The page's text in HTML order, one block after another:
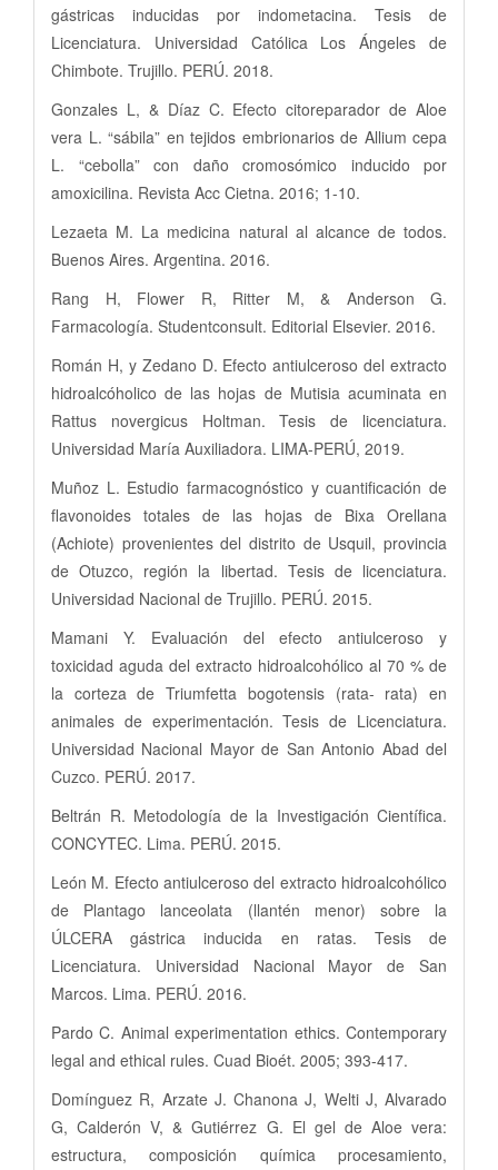
gástricas inducidas por indometacina. Tesis de
Licenciatura. Universidad Católica Los Ángeles de
Chimbote. Trujillo. PERÚ. 2018.
Gonzales L, & Díaz C. Efecto citoreparador de Aloe
vera L. “sábila” en tejidos embrionarios de Allium cepa
L. “cebolla” con daño cromosómico inducido por
amoxicilina. Revista Acc Cietna. 2016; 1-10.
Lezaeta M. La medicina natural al alcance de todos.
Buenos Aires. Argentina. 2016.
Rang H, Flower R, Ritter M, & Anderson G.
Farmacología. Studentconsult. Editorial Elsevier. 2016.
Román H, y Zedano D. Efecto antiulceroso del extracto
hidroalcóholico de las hojas de Mutisia acuminata en
Rattus novergicus Holtman. Tesis de licenciatura.
Universidad María Auxiliadora. LIMA-PERÚ, 2019.
Muñoz L. Estudio farmacognóstico y cuantificación de
flavonoides totales de las hojas de Bixa Orellana
(Achiote) provenientes del distrito de Usquil, provincia
de Otuzco, región la libertad. Tesis de licenciatura.
Universidad Nacional de Trujillo. PERÚ. 2015.
Mamani Y. Evaluación del efecto antiulceroso y
toxicidad aguda del extracto hidroalcohólico al 70 % de
la corteza de Triumfetta bogotensis (rata- rata) en
animales de experimentación. Tesis de Licenciatura.
Universidad Nacional Mayor de San Antonio Abad del
Cuzco. PERÚ. 2017.
Beltrán R. Metodología de la Investigación Científica.
CONCYTEC. Lima. PERÚ. 2015.
León M. Efecto antiulceroso del extracto hidroalcohólico
de Plantago lanceolata (llantén menor) sobre la
ÚLCERA gástrica inducida en ratas. Tesis de
Licenciatura. Universidad Nacional Mayor de San
Marcos. Lima. PERÚ. 2016.
Pardo C. Animal experimentation ethics. Contemporary
legal and ethical rules. Cuad Bioét. 2005; 393-417.
Domínguez R, Arzate J. Chanona J, Welti J, Alvarado
G, Calderón V, & Gutiérrez G. El gel de Aloe vera:
estructura, composición química procesamiento,